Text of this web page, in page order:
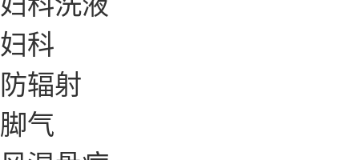
妇科
防辐射
脚气